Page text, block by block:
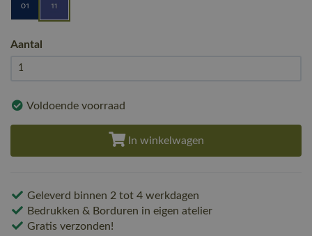
Aantal
Voldoende voorraad
In winkelwagen
Geleverd binnen 2 tot 4 werkdagen
Bedrukken & Borduren in eigen atelier
Gratis verzonden!